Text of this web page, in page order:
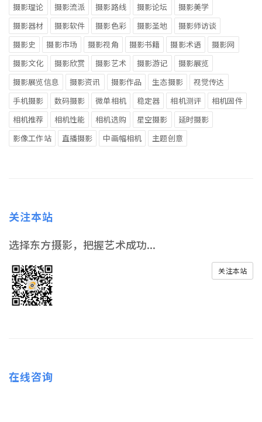
摄影理论
摄影流派 摄影路线 摄影论坛
摄影美学
摄影器材
摄影软件 摄影色彩 摄影圣地
摄影师访谈
摄影史
摄影市场 摄影视角 摄影书籍 摄影术语
摄影网
摄影文化
摄影欣赏 摄影艺术 摄影游记
摄影展览
摄影展览信息
摄影资讯 摄影作品 生态摄影
视觉传达
手机摄影
数码摄影 微单相机 稳定器 相机测评
相机固件
相机推荐
相机性能 相机选购 星空摄影
延时摄影
影像工作站
直播摄影 中画幅相机 主题创意
关注本站
选择东方摄影，把握艺术成功...
关注本站
在线咨询